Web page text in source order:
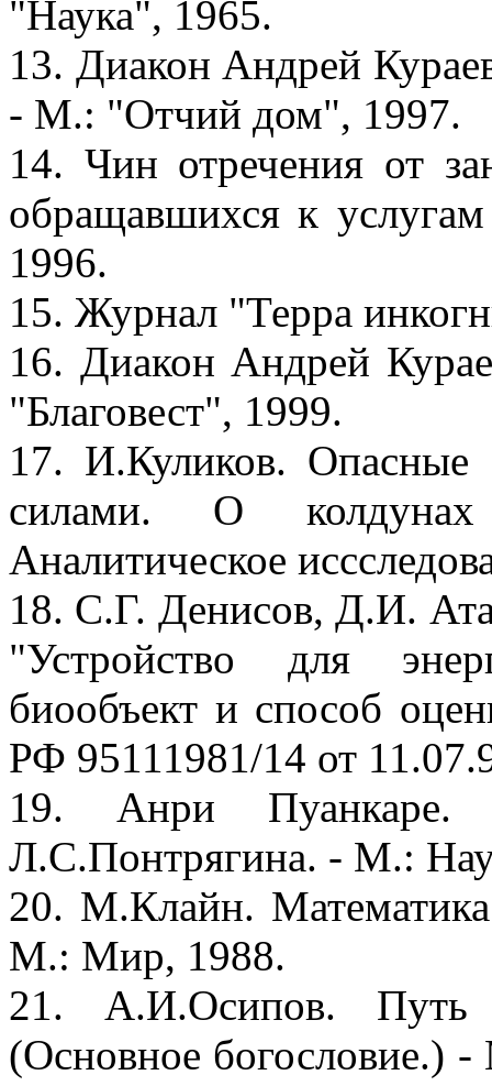
"Наука", 1965.
13. Диакон Андрей
- М.: "Отчий дом", 1997.
14. Чин отречения от
обращавшихся к
1996.
15. Журнал "Терра
16. Диакон Андрей
"Благовест", 1999.
17. И.Куликов. Опасные
силами. О колдунах
Аналитическое
18. С.Г. Денисов, Д.И.
"Устройство для
биообъект и способ
РФ 95111981/14 от
19. Анри
Л.С.Понтрягина. - М.:
20. М.Клайн.
М.: Мир, 1988.
21. А.И.Осипов. Путь
(Основное богословие.)